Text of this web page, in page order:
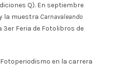
Q). En septiembre
la muestra Carnavaleando
Feria de Fotolibros de
en la carrera